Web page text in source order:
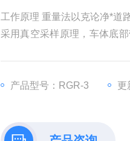
工作原理 重量法以克论净*道
采用真空采样原理，车体底
产品型号：RGR-3
更